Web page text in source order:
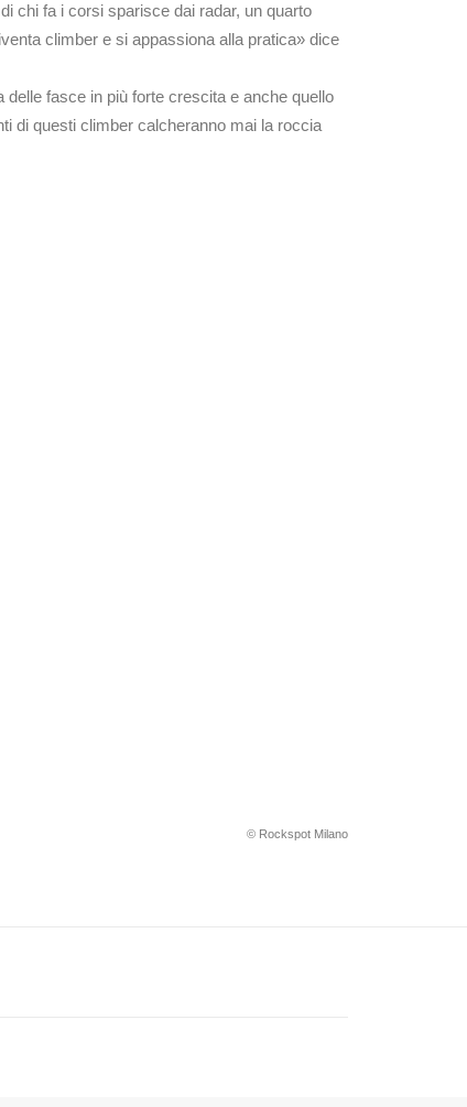
chi fa i corsi sparisce dai radar, un quarto
climber e si appassiona alla pratica» dice
delle fasce in più forte crescita e anche quello
di questi climber calcheranno mai la roccia
© Rockspot Milano